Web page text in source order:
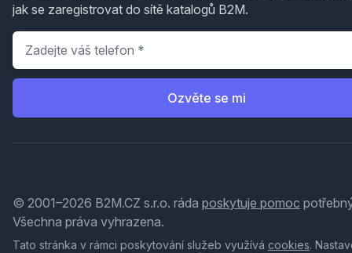
jak se zaregistrovat do sítě katalogů B2M.
Telefon
Ozvěte se mi
© 2001–2026 B2M.CZ s.r.o. ráda poskytuje pomoc
Všechna práva vyhrazena.
Tato stránka v rámci poskytování služeb využívá cookies.